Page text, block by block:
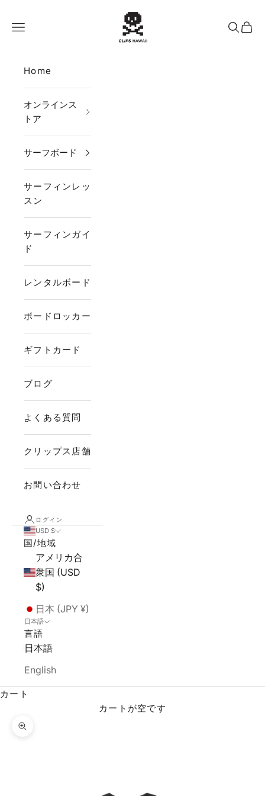
CLIPS HAWAII
メニュー
検索カー
Home
オンラインス
トア
サーフボード
サーフィンレッ
スン
サーフィンガイ
ド
レンタルボード
ボードロッカー
ギフトカード
ブログ
よくある質問
クリップス店舗
お問い合わせ
ログイン
USD $
国/地域
アメリカ合
衆国 (USD
$)
日本 (JPY ¥)
日本語
言語
日本語
English
カート
カートが空です
ズームイン